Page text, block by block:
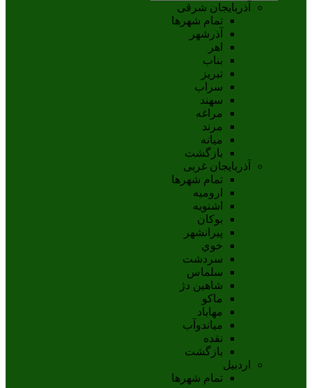
آذربایجان شرقی
تمام شهر‌ها
آذرشهر
اهر
بناب
تبريز
سراب
سهند
مراغه
مرند
ميانه
بازگشت
آذربایجان غربی
تمام شهر‌ها
اروميه
اشنويه
بوکان
پيرانشهر
خوي
سردشت
سلماس
شاهين دژ
ماکو
مهاباد
مياندوآب
نقده
بازگشت
اردبیل
تمام شهر‌ها